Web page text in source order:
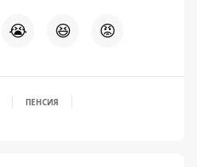
😭 😆 😡
ПЕНСИЯ